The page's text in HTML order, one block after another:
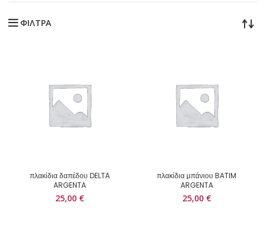
ΦΙΛΤΡΑ
πλακίδια δαπέδου DELTA
ARGENTA
25,00 €
πλακίδια μπάνιου BATIM
ARGENTA
25,00 €